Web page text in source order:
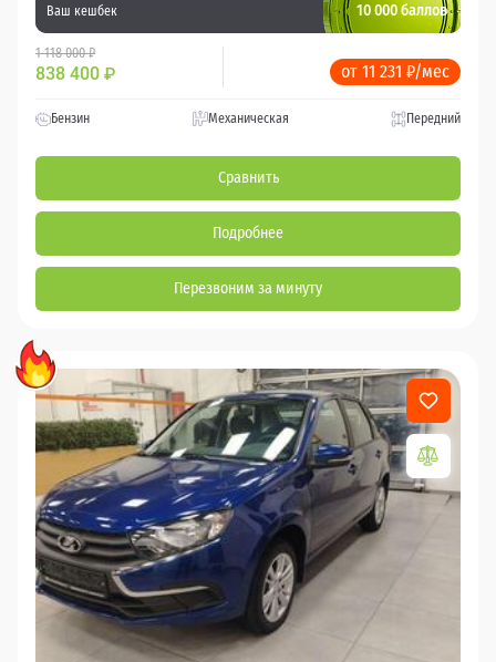
Ваш кешбек 10 000 баллов
1 118 000 ₽
838 400 ₽ от 11 231 ₽/мес
Бензин Механическая Передний
Сравнить
Подробнее
Перезвоним за минуту